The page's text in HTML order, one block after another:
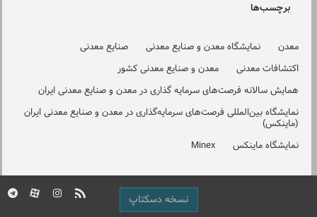
برچسب‌ها
معدن نمایشگاه معدن و صنایع معدنی
صنایع معدنی
اکتشافات معدنی
معدن و صنایع معدنی کشور
همایش سالانه فرصت‌های سرمایه گذاری در معدن و صنایع معدنی ایران
نمایشگاه بین‌المللی فرصت‌های سرمایه‌گذاری در معدن و صنایع معدنی ایران
(ماینکس)
نمایشگاه ماینکس
Minex
نسخه دسکتاپ